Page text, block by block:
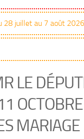
28 juillet au 7 août 2026
LE
MARIAGE